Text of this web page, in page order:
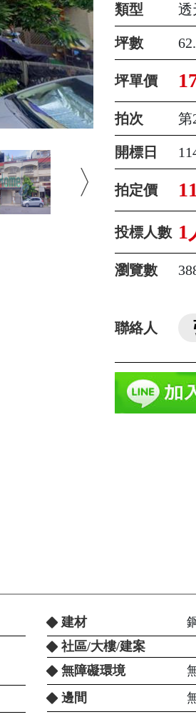
類型 透
坪數
坪單價
拍次 第
開標日
拍定價
投標人數 1
瀏覽數
聯絡人
建材
社區/大樓/建案
無障礙環境
邊間